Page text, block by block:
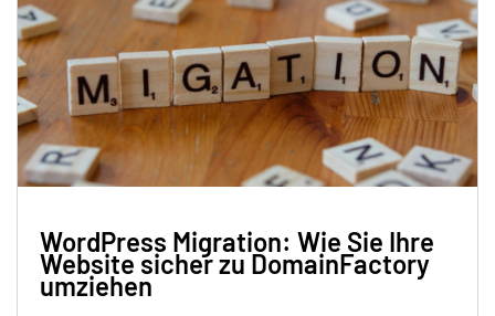
WordPress Migration: Wie Sie Ihre
Website sicher zu DomainFactory
umziehen